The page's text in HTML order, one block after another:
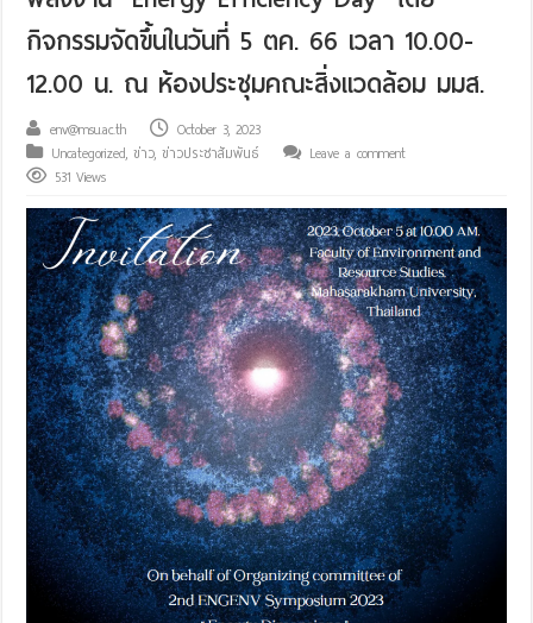
กิจกรรมจัดขึ้นในวันที่ 5 ตค. 66 เวลา 10.00-
12.00 น. ณ ห้องประชุมคณะสิ่งแวดล้อม มมส.
env@msu.ac.th
October 3, 2023
Uncategorized,ข่าว,ข่าวประชาสัมพันธ์
Leave a comment
531 Views